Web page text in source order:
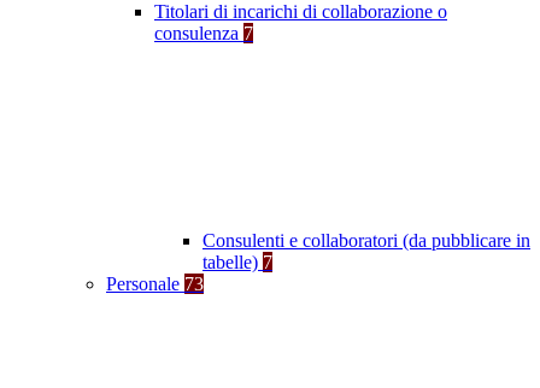
Titolari di incarichi di collaborazione o
consulenza 7
Consulenti e collaboratori (da pubblicare in
tabelle) 7
Personale 73